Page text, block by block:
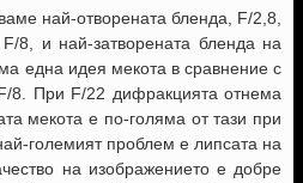
най-отворената бленда, F/2,8,
F/8, и най-затворената бленда на
една идея мекота в сравнение с
8. При F/22 дифракцията отнема
мекота е по-голяма от тази при
големият проблем е липсата на
на изображението е добре